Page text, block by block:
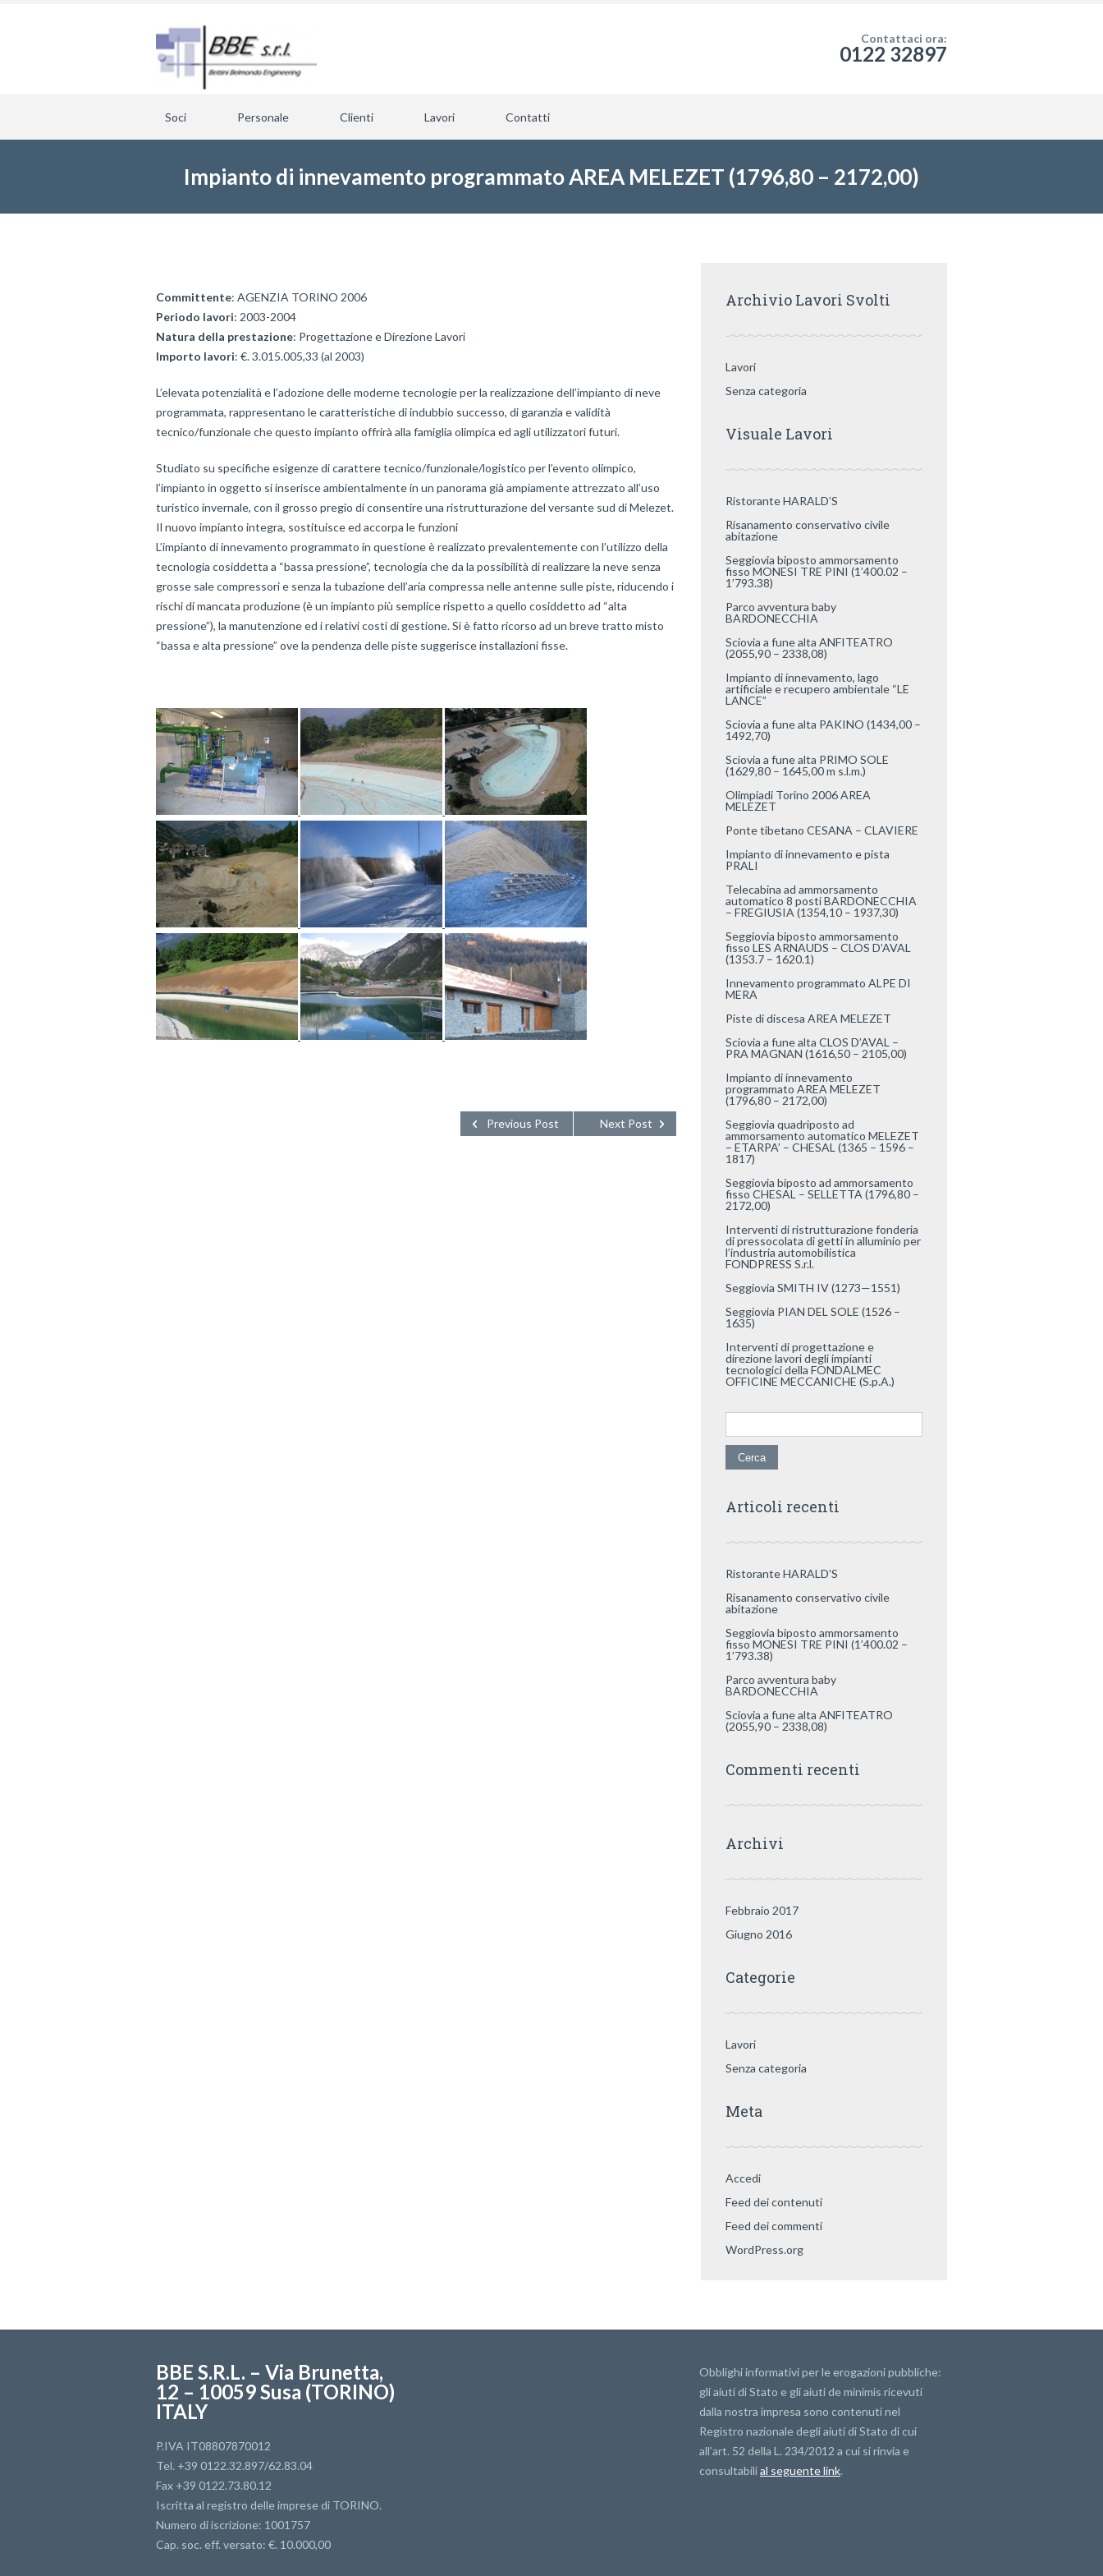
Contattaci ora:
0122 32897
Soci Personale Clienti Lavori Contatti
Impianto di innevamento programmato AREA MELEZET (1796,80 – 2172,00)
Committente: AGENZIA TORINO 2006
Periodo lavori: 2003-2004
Natura della prestazione: Progettazione e Direzione Lavori
Importo lavori: €. 3.015.005,33 (al 2003)
L’elevata potenzialità e l’adozione delle moderne tecnologie per la realizzazione dell’impianto di neve
programmata, rappresentano le caratteristiche di indubbio successo, di garanzia e validità
tecnico/funzionale che questo impianto offrirà alla famiglia olimpica ed agli utilizzatori futuri.
Studiato su specifiche esigenze di carattere tecnico/funzionale/logistico per l’evento olimpico,
l’impianto in oggetto si inserisce ambientalmente in un panorama già ampiamente attrezzato all’uso
turistico invernale, con il grosso pregio di consentire una ristrutturazione del versante sud di Melezet.
Il nuovo impianto integra, sostituisce ed accorpa le funzioni
L’impianto di innevamento programmato in questione è realizzato prevalentemente con l’utilizzo della
tecnologia cosiddetta a “bassa pressione”, tecnologia che da la possibilità di realizzare la neve senza
grosse sale compressori e senza la tubazione dell’aria compressa nelle antenne sulle piste, riducendo i
rischi di mancata produzione (è un impianto più semplice rispetto a quello cosiddetto ad “alta
pressione”), la manutenzione ed i relativi costi di gestione. Si è fatto ricorso ad un breve tratto misto
“bassa e alta pressione” ove la pendenza delle piste suggerisce installazioni fisse.
Next Post
Previous Post
Archivio Lavori Svolti
Lavori
Senza categoria
Visuale Lavori
Ristorante HARALD’S
Risanamento conservativo civile
abitazione
Seggiovia biposto ammorsamento
fisso MONESI TRE PINI (1’400.02 –
1’793.38)
Parco avventura baby
BARDONECCHIA
Sciovia a fune alta ANFITEATRO
(2055,90 – 2338,08)
Impianto di innevamento, lago
artificiale e recupero ambientale “LE
LANCE”
Sciovia a fune alta PAKINO (1434,00 –
1492,70)
Sciovia a fune alta PRIMO SOLE
(1629,80 – 1645,00 m s.l.m.)
Olimpiadi Torino 2006 AREA
MELEZET
Ponte tibetano CESANA – CLAVIERE
Impianto di innevamento e pista
PRALI
Telecabina ad ammorsamento
automatico 8 posti BARDONECCHIA
– FREGIUSIA (1354,10 – 1937,30)
Seggiovia biposto ammorsamento
fisso LES ARNAUDS – CLOS D’AVAL
(1353.7 – 1620.1)
Innevamento programmato ALPE DI
MERA
Piste di discesa AREA MELEZET
Sciovia a fune alta CLOS D’AVAL –
PRA MAGNAN (1616,50 – 2105,00)
Impianto di innevamento
programmato AREA MELEZET
(1796,80 – 2172,00)
Seggiovia quadriposto ad
ammorsamento automatico MELEZET
– ETARPA’ – CHESAL (1365 – 1596 –
1817)
Seggiovia biposto ad ammorsamento
fisso CHESAL – SELLETTA (1796,80 –
2172,00)
Interventi di ristrutturazione fonderia
di pressocolata di getti in alluminio per
l’industria automobilistica
FONDPRESS S.r.l.
Seggiovia SMITH IV (1273—1551)
Seggiovia PIAN DEL SOLE (1526 –
1635)
Interventi di progettazione e
direzione lavori degli impianti
tecnologici della FONDALMEC
OFFICINE MECCANICHE (S.p.A.)
Ricerca per:
Articoli recenti
Ristorante HARALD’S
Risanamento conservativo civile
abitazione
Seggiovia biposto ammorsamento
fisso MONESI TRE PINI (1’400.02 –
1’793.38)
Parco avventura baby
BARDONECCHIA
Sciovia a fune alta ANFITEATRO
(2055,90 – 2338,08)
Commenti recenti
Archivi
Febbraio 2017
Giugno 2016
Categorie
Lavori
Senza categoria
Meta
Accedi
Feed dei contenuti
Feed dei commenti
WordPress.org
BBE S.R.L. – Via Brunetta,
12 – 10059 Susa (TORINO)
ITALY
P.IVA IT08807870012
Tel. +39 0122.32.897/62.83.04
Fax +39 0122.73.80.12
Iscritta al registro delle imprese di TORINO.
Numero di iscrizione: 1001757
Cap. soc. eff. versato: €. 10.000,00
Obblighi informativi per le erogazioni pubbliche:
gli aiuti di Stato e gli aiuti de minimis ricevuti
dalla nostra impresa sono contenuti nel
Registro nazionale degli aiuti di Stato di cui
all’art. 52 della L. 234/2012 a cui si rinvia e
consultabilial seguente link.